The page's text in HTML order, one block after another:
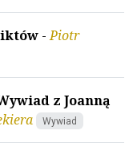
-Piotr
z Joanną
Wywiad